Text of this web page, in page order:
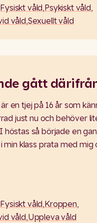
Fysiskt våld,Psykiskt våld,
våld,Sexuellt våld
gått
en tjej på 16 år som
just nu och behöver
höstas så började en
min klass prata med mig
Fysiskt våld,Kroppen,
våld,Uppleva våld